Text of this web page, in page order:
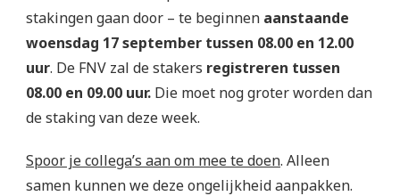
stakingen gaan door – te beginnen aanstaande
woensdag 17 september tussen 08.00 en 12.00
uur. De FNV zal de stakers registreren tussen
08.00 en 09.00 uur. Die moet nog groter worden dan
de staking van deze week.
Spoor je collega’s aan om mee te doen. Alleen
samen kunnen we deze ongelijkheid aanpakken.